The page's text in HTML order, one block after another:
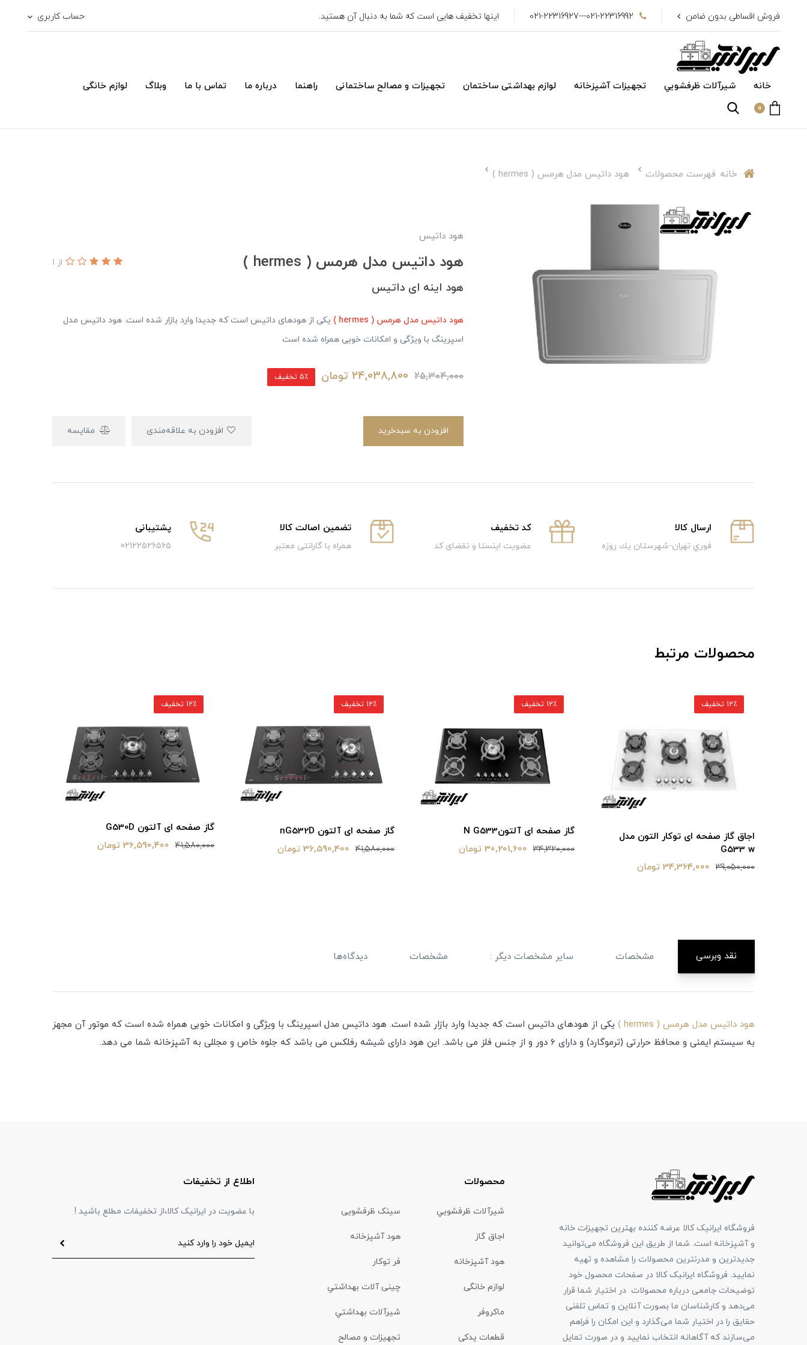
فروش اقساطی بدون ضامن 021-22316992---021-22316927 اینها تخفیف هایی است که شما به دنبال آن هستید. حساب کاربری
خانه شیرآلات ظرفشويي تجهیزات آشپزخانه لوازم بهداشتی ساختمان تجهیزات و مصالح ساختمانی راهنما درباره ما تماس با ما وبلاگ لوازم خانگی
0
خانه فهرست محصولات هود داتیس مدل هرمس ( hermes )
هود داتیس
هود داتیس مدل هرمس ( hermes ) از 1
هود اینه ای داتیس
هود داتیس مدل هرمس ( hermes )
یکی از هودهای داتیس است که جدیدا وارد بازار شده است. هود داتیس مدل
اسپرینگ با ویژگی و امکانات خوبی همراه شده است
25,304,000
24,038,800 تومان 5٪ تخفیف
افزودن به سبدخرید مقایسه
ارسال كالا
فوري تهران-شهرستان يك روزه
كد تخفيف
عضویت اینستا و تقضای کد
تضمین اصالت کالا
همراه با گارانتی معتبر
پشتیبانی
02122526565
محصولات مرتبط
اجاق گاز صفحه ای توکار التون مدل
G533 w
39,050,000 34,364,000 تومان
12٪ تخفیف
گاز صفحه ای آلتونN G533
34,320,000 30,201,600 تومان
12٪ تخفیف
گاز صفحه ای آلتون nG532D
41,580,000 36,590,400 تومان
12٪ تخفیف
گاز صفحه ای آلتون G530D
41,580,000 36,590,400 تومان
12٪ تخفیف
نقد وبرسی مشخصات سایر مشخصات دیگر : مشخصات دیدگاه‌ها
هود داتیس مدل هرمس ( hermes )
یکی از هودهای داتیس است که جدیدا وارد بازار شده است. هود داتیس مدل اسپرینگ با ویژگی و امکانات خوبی همراه شده است که موتور آن مجهز
به سیستم ایمنی و محافظ حرارتی (ترموگارد) و دارای 6 دور و از جنس فلز می باشد. این هود دارای شیشه رفلکس می باشد که جلوه خاص و مجللی به آشپزخانه شما می دهد.
فروشگاه ایرانیک کالا عرضه کننده بهترین تجهیزات خانه
و آشپزخانه است. شما از طریق این فروشگاه می‌توانید
جدیدترین و مدرنترین محصولات را مشاهده و تهیه
نمایید. فروشگاه ایرانیک کالا در صفحات محصول خود
توضیحات جامعی درباره محصولات در اختیار شما قرار
می‌دهد و کارشناسان ما بصورت آنلاین و تماس تلفنی
حقایق را در اختیار شما می‌گذارد و این امکان را فراهم
می‌سازند که آگاهانه انتخاب نمایید و در صورت تمایل
محصولات
شیرآلات ظرفشويي سینک ظرفشویی
اجاق گاز هود آشپزخانه
هود آشپزخانه فر توکار
لوازم خانگی چینی آلات بهداشتي
ماكروفر شیرآلات بهداشتي
قطعات یدکی تجهیزات و مصالح
اطلاع از تخفیفات
با عضویت در ایرانیک کالا،از تخفیفات مطلع باشید !